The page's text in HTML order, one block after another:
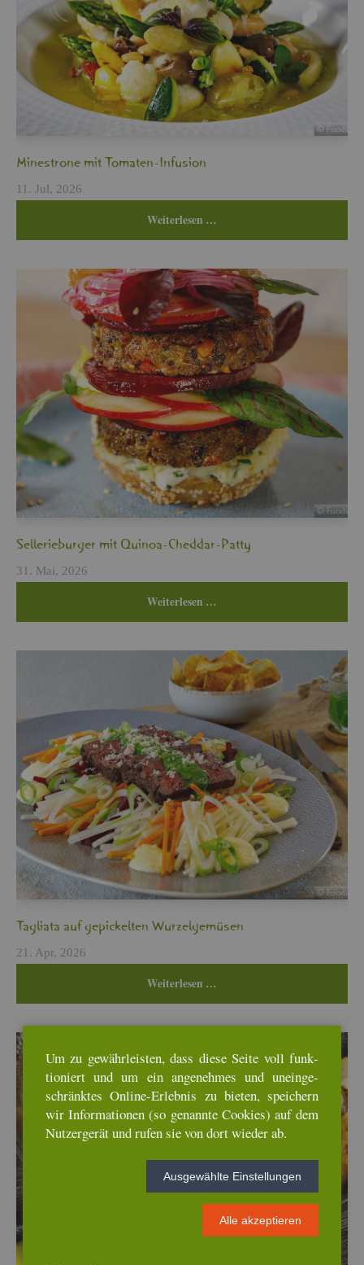
Min­es­tro­ne mit To­ma­ten-In­fu­si­on
11. Jul, 2026
Wei­ter­le­sen …
Sel­le­rie­bur­ger mit Qui­noa-Ched­dar-Patty
31. Mai, 2026
Wei­ter­le­sen …
Ta­glia­ta auf ge­pi­ckel­ten Wur­zel­ge­mü­sen
21. Apr, 2026
Wei­ter­le­sen …
Um zu ge­währ­leis­ten, dass diese Seite voll funk­
tio­niert und um ein an­ge­neh­mes und un­ein­ge­
schränk­tes On­line-Er­leb­nis zu bie­ten, spei­chern
wir In­for­ma­tio­nen (so ge­nann­te Coo­kies) auf dem
Nut­zer­ge­rät und rufen sie von dort wie­der ab.
Aus­ge­wähl­te Ein­stel­lun­gen
Alle ak­zep­tie­ren